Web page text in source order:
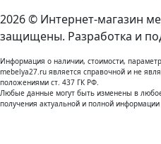
2026 © Интернет-магазин
защищены. Разработка и
Информация о наличии, стоимости,
mebelya27.ru является справочной и не
положениями ст. 437 ГК РФ.
Любые данные могут быть изменены в
получения актуальной и полной